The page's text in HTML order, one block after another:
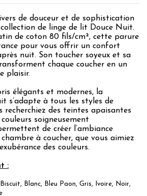
de douceur et de sophistication
de linge de lit Douce Nuit.
de coton 80 fils/cm², cette parure
pour vous offrir un confort
nuit. Son toucher soyeux et sa
chaque coucher en un
plaisir.
élégants et modernes, la
s’adapte à tous les styles de
recherchiez des teintes apaisantes
soigneusement
de créer l’ambiance
à coucher, que vous aimiez
des couleurs.
:
Blanc, Bleu Paon, Gris, Ivoire, Noir,